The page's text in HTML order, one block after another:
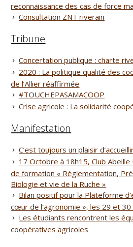
reconnaissance des cas de force
Consultation ZNT riverain
Tribune
Concertation publique : charte
2020 : La politique qualité des
de l’Allier réaffirmée
#TOUCHEPASAMACOOP
Crise agricole : La solidarité
Manifestation
C’est toujours un plaisir
17 Octobre à 18h15, Club Abeille
de formation « Réglementation,
Biologie et vie de la Ruche »
Bilan positif pour la Plateforme
cœur de l’agronomie », les 29 et
Les étudiants rencontrent les
coopératives agricoles